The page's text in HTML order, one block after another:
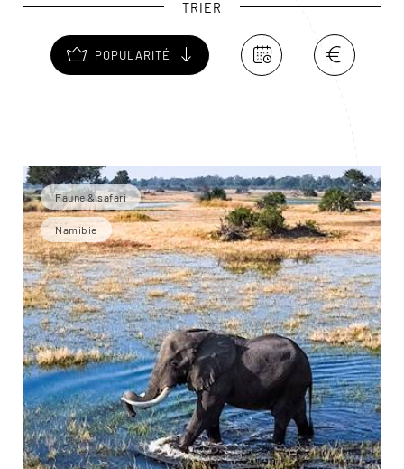
TRIER
POPULARITÉ
Faune & safari
Namibie